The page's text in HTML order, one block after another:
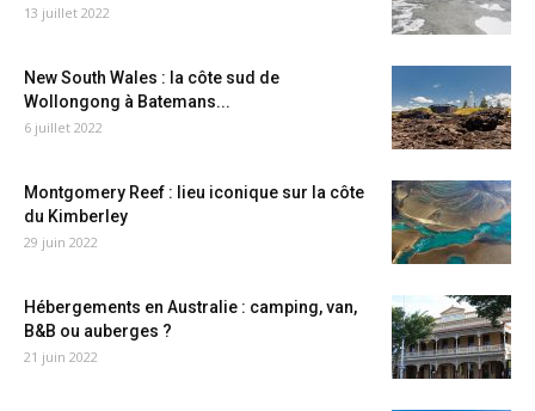
13 juillet 2022
New South Wales : la côte sud de
Wollongong à Batemans...
6 juillet 2022
Montgomery Reef : lieu iconique sur la côte
du Kimberley
29 juin 2022
Hébergements en Australie : camping, van,
B&B ou auberges ?
21 juin 2022